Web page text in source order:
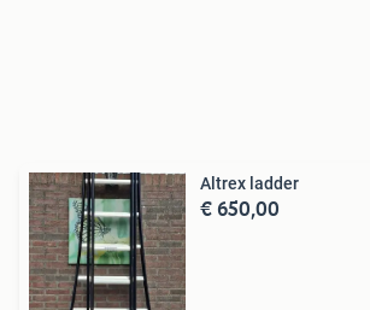
Altrex ladder
€ 650,00